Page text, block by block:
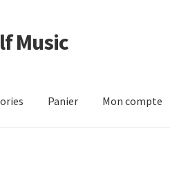
Music
Panier Mon compte